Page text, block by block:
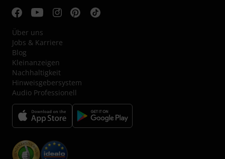
Über uns
Jobs & Karriere
Blog
Kleinanzeigen
Nachhaltigkeit
Hinweisgebersystem
Audio Professionell